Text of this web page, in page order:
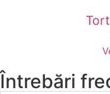
Întrebări